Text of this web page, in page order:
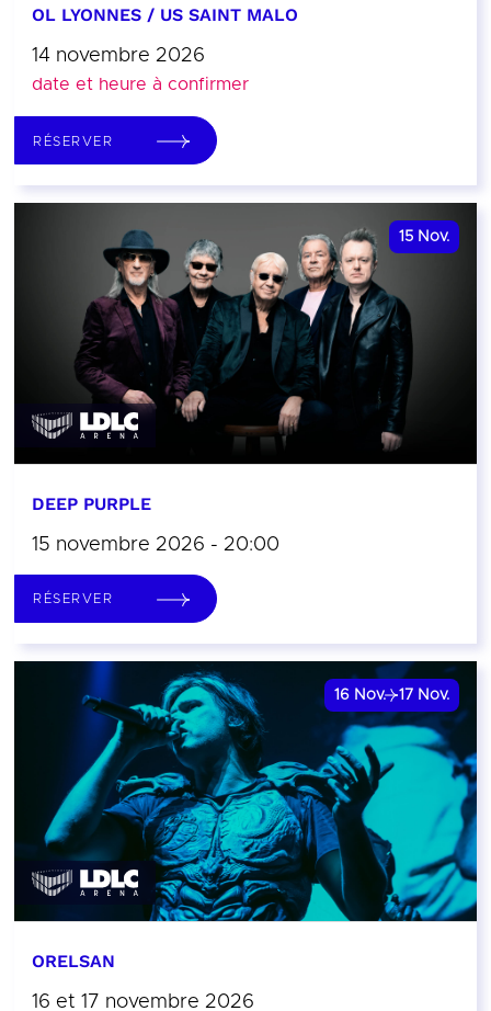
OL LYONNES / US SAINT MALO
14 novembre 2026
date et heure à confirmer
RÉSERVER
15 Nov.
DEEP PURPLE
15 novembre 2026 - 20:00
RÉSERVER
16 Nov. 17 Nov.
ORELSAN
16 et 17 novembre 2026